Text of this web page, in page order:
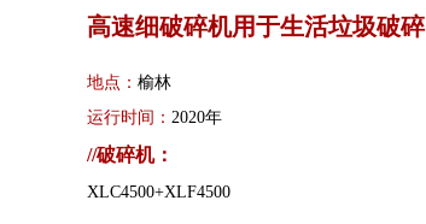
高速细破碎机用于生活垃圾破碎
地点： 榆林
运行时间： 2020年
//破碎机：
XLC4500+XLF4500